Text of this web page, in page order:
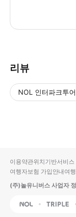
리뷰
NOL 인터파크투어
입니
다.
순
상
이용약관위치기반서비
여행자보험 가입안내여
(주)놀유니버스 사업자
NOL Triple